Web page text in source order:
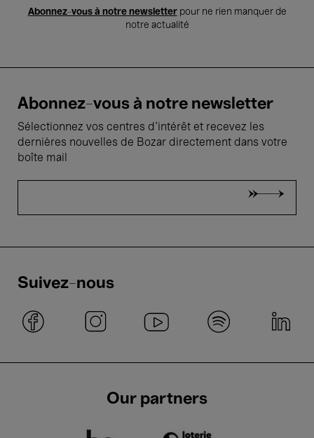
Abonnez-vous à notre newsletterpour ne rien manquer de
notre actualité
Abonnez-vous à notre newsletter
Sélectionnez vos centres d'intérêt et recevez les
dernières nouvelles de Bozar directement dans votre
boîte mail
Suivez-nous
Our partners